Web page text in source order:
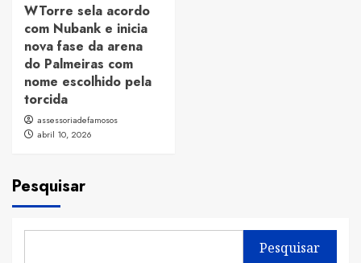
WTorre sela acordo
com Nubank e inicia
nova fase da arena
do Palmeiras com
nome escolhido pela
torcida
assessoriadefamosos
abril 10, 2026
Pesquisar
Pesquisar